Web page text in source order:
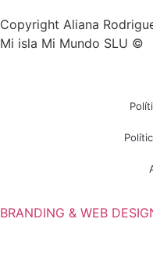
Copyright Aliana
Mi isla Mi Mundo SLU ©
BRANDING & WEB